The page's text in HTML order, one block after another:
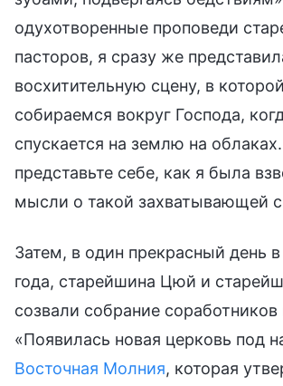
одухотворенные проповеди
пасторов, я сразу же
восхитительную сцену, в
собираемся вокруг Господа,
спускается на землю на
представьте себе, как я была
мысли о такой захватывающей
Затем, в один прекрасный день
года, старейшина Цюй и
созвали собрание соработников
«Появилась новая церковь под
Восточная Молния, которая